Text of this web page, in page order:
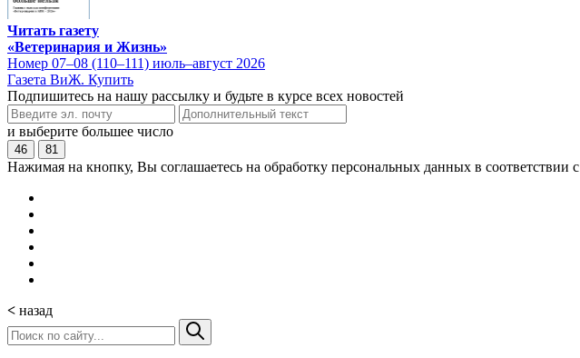
Читать газету
«Ветеринария и Жизнь»
Номер 07–08 (110–111) июль–август 2026
Газета ВиЖ. Купить
Подпишитесь на нашу рассылку и будьте в курсе всех новостей
и выберите большее число
46 81
Нажимая на кнопку, Вы соглашаетесь на обработку персональных данных в соответствии с
< назад